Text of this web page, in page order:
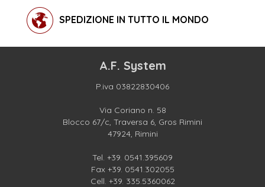
SPEDIZIONE IN TUTTO IL MONDO
A.F. System
P.iva 03822830406
Via Coriano n. 58
Blocco 67/c, Traversa 6, Gros Rimini
47924, Rimini
Tel. +39. 0541.395609
Fax +39. 0541.302055
Cell. +39. 335.5360062